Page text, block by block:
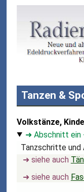
Tanzen &
Volkstänze,
➜ Abschnitt ein
Tanzschritte und
➜ siehe auch
➜ siehe auch